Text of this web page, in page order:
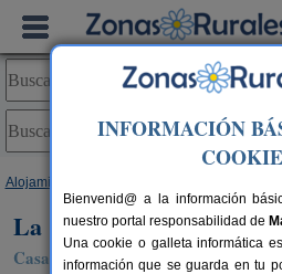
Alojamientos
La Casa del Lago
Casa Rural en Anna (Valencia)
INFORMACIÓN
Bienvenid@ a la información
nuestro portal responsabilidad de
Una cookie o galleta informática
información que se guarda en tu